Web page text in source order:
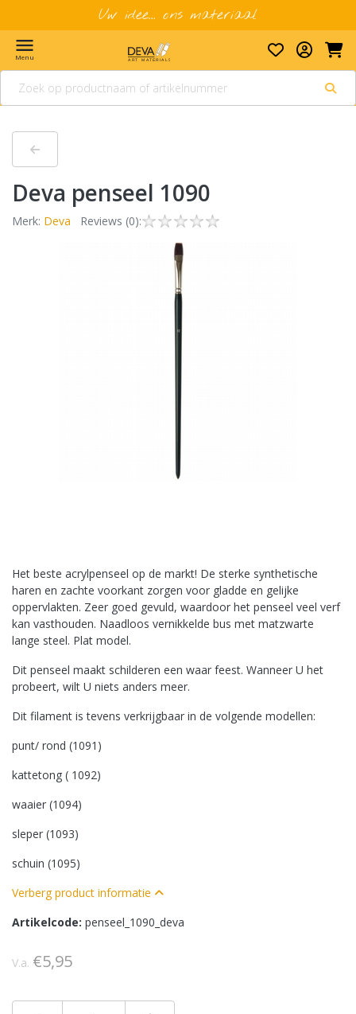
Uw idee... ons materiaal
menu
Menu
Deva penseel 1090
Merk: Deva Reviews (0):
Het beste acrylpenseel op de markt! De sterke synthetische
haren en zachte voorkant zorgen voor gladde en gelijke
oppervlakten. Zeer goed gevuld, waardoor het penseel veel verf
kan vasthouden. Naadloos vernikkelde bus met matzwarte
lange steel. Plat model.
Dit penseel maakt schilderen een waar feest. Wanneer U het
probeert, wilt U niets anders meer.
Dit filament is tevens verkrijgbaar in de volgende modellen:
punt/ rond (1091)
kattetong ( 1092)
waaier (1094)
sleper (1093)
schuin (1095)
Verberg product informatie
Artikelcode: penseel_1090_deva
V.a. €5,95